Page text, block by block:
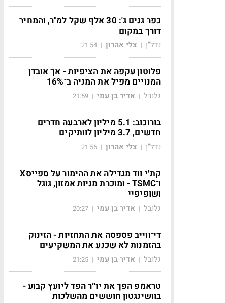
כפר גנים ג': 30 אלף שקל למ"ר, והמחיר
דורך במקום
נדל"ן | צלי אהרון |
21:54
פלוטון עקפה את הציפיות - אך אובדן
המנויים מפיל את המניה ב־16%
גלובל | אדיר בן עמי |
21:59
בורוכוב: 5.1 מיליון לארבעה חדרים
חדשים, 3.7 מיליון לוותיקים
נדל"ן | צלי אהרון |
21:56
קת׳י ווד מגדילה את ההימור על ספייסX
ו־TSMC - ומוכרת מניות אמזון, גוגל
ושופיפיי
גלובל | אדיר בן עמי |
20:27
די־ווייב פספסה את התחזיות - הזינוק
בהזמנות לא שכנע את המשקיעים
גלובל | אדיר בן עמי |
21:25
טראמפ הפך את יו״ר הפד ליועץ קבוע -
בוושינגטון חוששים מהשלכות